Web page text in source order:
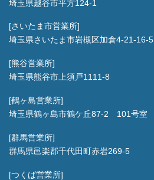
埼玉県越谷市平方124-1
[さいたま市営業所]
埼玉県さいたま市岩槻区加倉4-21-16-5
[熊谷営業所]
埼玉県熊谷市上須戸1111-8
[鶴ヶ島営業所]
埼玉県鶴ヶ島市鶴ケ丘87-2 101号室
[群馬営業所]
群馬県邑楽郡千代田町赤岩269-5
[つくば営業所]